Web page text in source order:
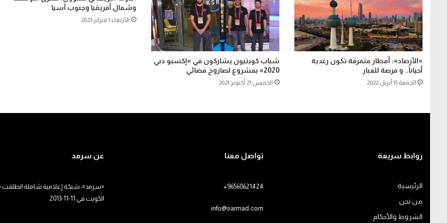
«الأرصاد»: أمطار متفرقة تكون رعدية
أحياناً.. و فرصة للغبار
الجمعة 15 أبريل 2022
شباب كويتيون يشاركون في «إكسبو دبي
2020» بمشروع لصاروخ فضائي
الخميس 21 أكتوبر 2021
وشمال أفريقيا وجنوب آسيا
الأربعاء 1 فبراير 2023
روابط سريعة
الرئيسية
من نحن
الشروط والأحكام
تواصل معنا
+96560621424
info@sarmad.com
عن سرمد
«سرمد»، شبكة إعلامية شاملة انطلقت
الكويت في 11-11-2013